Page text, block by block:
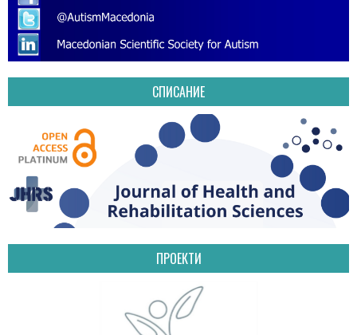
СПИСАНИЕ
ПРОЕКТИ